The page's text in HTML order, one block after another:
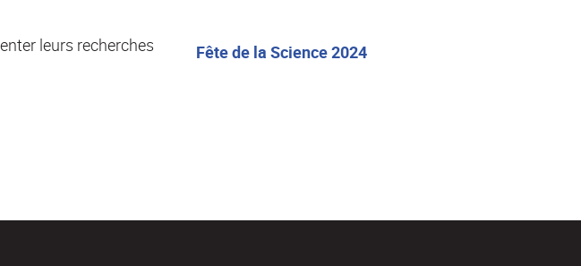
leurs recherches
Fête de la Science 2024